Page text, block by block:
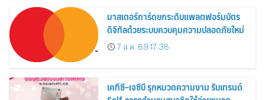
มาสเตอร์การ์ดยกระดับแพลตฟอร์มบัตร
ดิจิทัลด้วยระบบควบคุมความปลอดภัยใหม่
7 ส.ค. 69 17:36
เคทีซี–เจซีบี รุกหมวดความงาม รับเทรนด์